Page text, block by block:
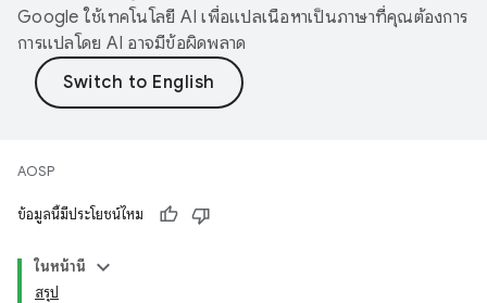
Google ใช้เทคโนโลยี AI เพื่อแปลเนื้อหาเป็นภาษาที่คุณต้องการ
การแปลโดย AI อาจมีข้อผิดพลาด
AOSP
ข้อมูลนี้มีประโยชน์ไหม
ในหน้านี้
สรุป